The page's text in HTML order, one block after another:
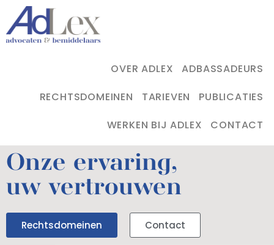
OVER ADLEX
ADBASSADEURS
RECHTSDOMEINEN
TARIEVEN
PUBLICATIES
WERKEN BIJ ADLEX
CONTACT
Onze ervaring,
uw vertrouwen
Rechtsdomeinen Contact